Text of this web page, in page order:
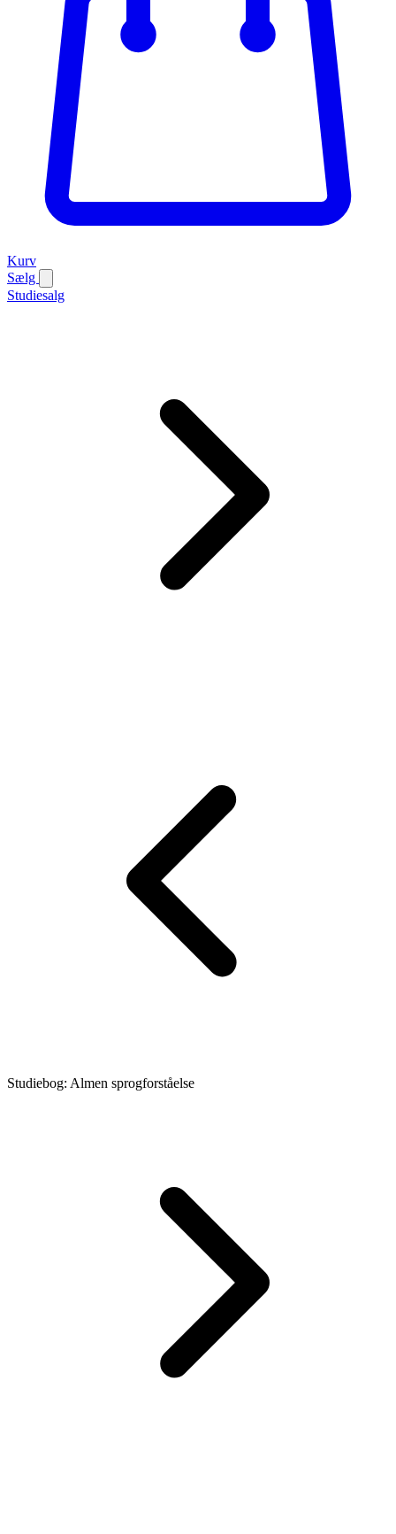
Kurv
Sælg
Studiesalg
Studiebog: Almen sprogforståelse